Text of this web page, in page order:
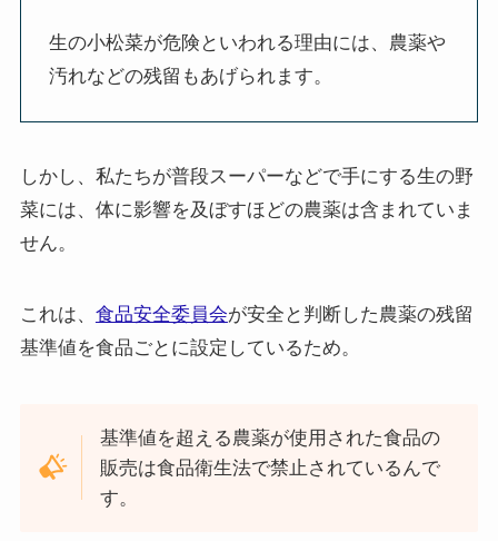
生の小松菜が危険といわれる理由には、農薬や
汚れなどの残留もあげられます。
しかし、私たちが普段スーパーなどで手にする生の野
菜には、体に影響を及ぼすほどの農薬は含まれていま
せん。
これは、 食品安全委員会が安全と判断した農薬の残留
基準値を食品ごとに設定しているため。
基準値を超える農薬が使用された食品の
販売は食品衛生法で禁止されているんで
す。